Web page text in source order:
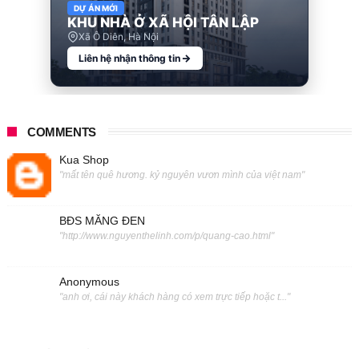
DỰ ÁN MỚI
KHU NHÀ Ở XÃ HỘI TÂN LẬP
Xã Ô Diên, Hà Nội
Liên hệ nhận thông tin
COMMENTS
Kua Shop
"mất tên quê hương. kỷ nguyên vươn mình của việt nam"
BĐS MĂNG ĐEN
"http://www.nguyenthelinh.com/p/quang-cao.html"
Anonymous
"anh ơi, cái này khách hàng có xem trực tiếp hoặc t..."